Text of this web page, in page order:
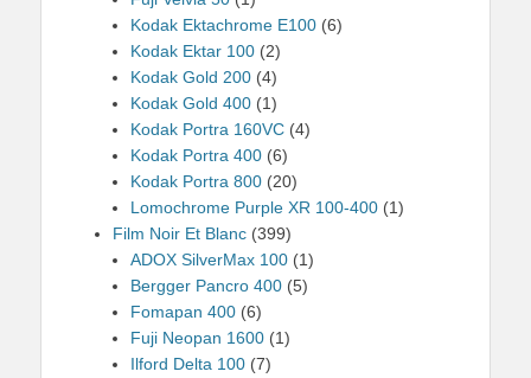
Kodak Ektachrome E100 (6)
Kodak Ektar 100 (2)
Kodak Gold 200 (4)
Kodak Gold 400 (1)
Kodak Portra 160VC (4)
Kodak Portra 400 (6)
Kodak Portra 800 (20)
Lomochrome Purple XR 100-400 (1)
Film Noir Et Blanc (399)
ADOX SilverMax 100 (1)
Bergger Pancro 400 (5)
Fomapan 400 (6)
Fuji Neopan 1600 (1)
Ilford Delta 100 (7)